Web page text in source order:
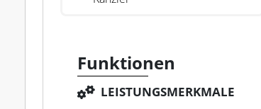
Funktionen
LEISTUNGSMERKMALE